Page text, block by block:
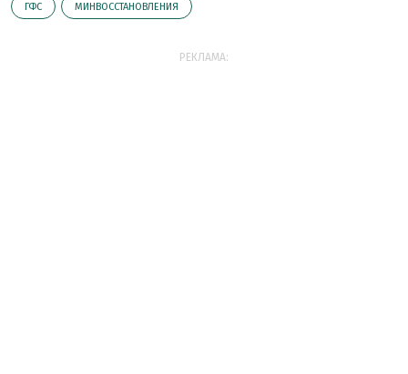
ГФС МИНВОССТАНОВЛЕНИЯ
РЕКЛАМА: